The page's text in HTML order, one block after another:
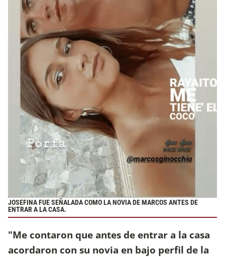
JOSEFINA FUE SEÑALADA COMO LA NOVIA DE MARCOS ANTES DE
ENTRAR A LA CASA.
"Me contaron que antes de entrar a la casa
acordaron con su novia en bajo perfil de la